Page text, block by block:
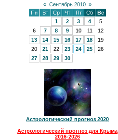
« Сентябрь 2010 »
Пн
Вт Ср Чт Пт Сб
Вс
1
2 3 4
5
6
7 8 9 10 11
12
13
14 15 16 17 18
19
20
21 22 23 24 25
26
27
28 29 30
Астрологический прогноз 2020
Астрологический прогноз для Крыма
2016-2026